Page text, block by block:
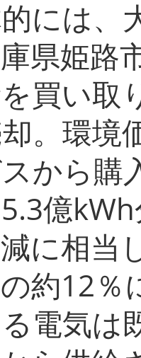
には、
県姫路
買い取
。環境
から購
億
に相当
約12％
電気は